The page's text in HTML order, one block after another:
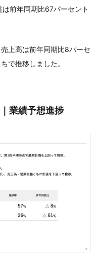
前年同期比67パーセント
上高は前年同期比8パーセ
で推移しました。
業績予想進捗